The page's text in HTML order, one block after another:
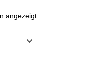
angezeigt